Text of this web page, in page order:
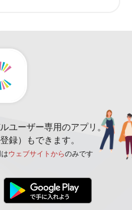
ユーザー専用のアプリ。
録）もできます。
ウェブサイトからのみです